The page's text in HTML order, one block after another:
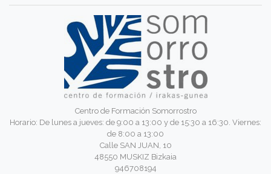
Centro de Formación Somorrostro
Horario: De lunes a jueves: de 9:00 a 13:00 y de 15:30 a 16:30. Viernes:
de 8:00 a 13:00
Calle SAN JUAN, 10
48550 MUSKIZ Bizkaia
946708194